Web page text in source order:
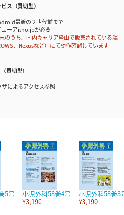
ス（買切型）
最新の２世代前まで
ーアisho.jpが必要
うち、国内キャリア経由で販売されている端
、Nexusなど）にて動作確認しています
買切型）
によるアクセス参照
5号
小児外科58巻4号
¥3,190
小児外科58巻3
¥3,190